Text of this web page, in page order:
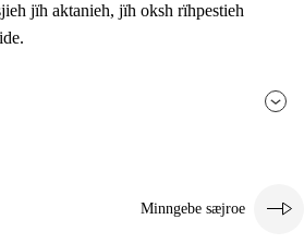
jïh aktanieh, jïh oksh rïhpestieh
Minngebe sæjroe